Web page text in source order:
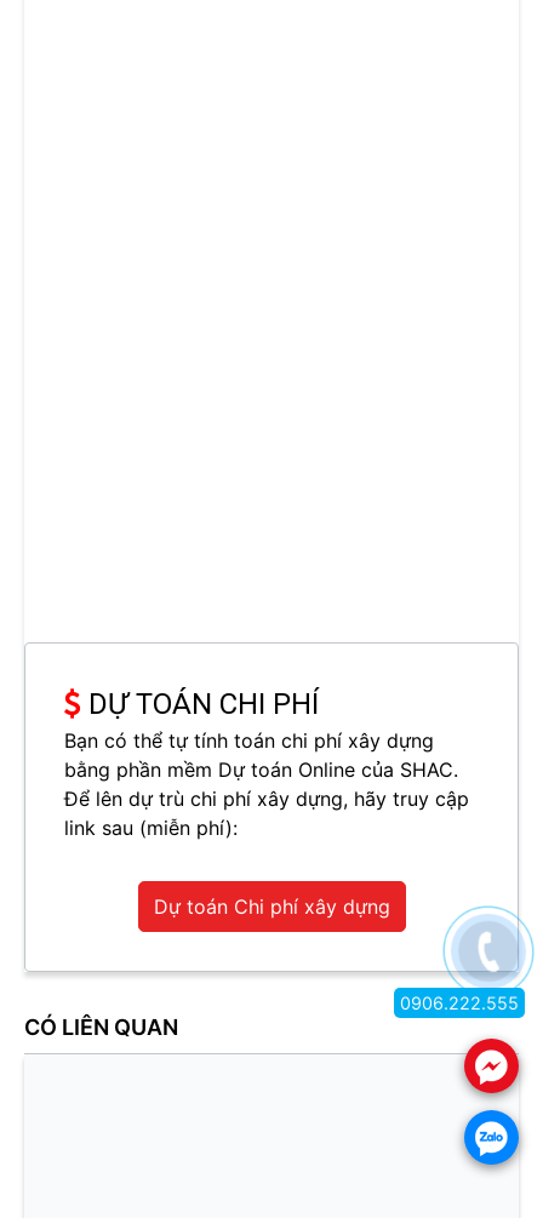
DỰ TOÁN CHI PHÍ
Bạn có thể tự tính toán chi phí xây dựng
bằng phần mềm Dự toán Online của SHAC.
Để lên dự trù chi phí xây dựng, hãy truy cập
link sau (miễn phí):
Dự toán Chi phí xây dựng
CÓ LIÊN QUAN
.
.
0906.222.555